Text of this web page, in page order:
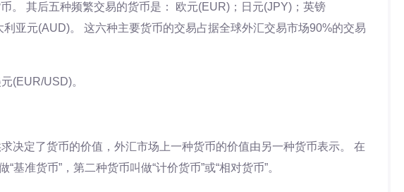
。 其后五种频繁交易的货币是： 欧元(EUR)；日元(JPY)；英镑
亚元(AUD)。 这六种主要货币的交易占据全球外汇交易市场90%的交易
(EUR/USD)。
决定了货币的价值，外汇市场上一种货币的价值由另一种货币表示。 在
基准货币”，第二种货币叫做“计价货币”或“相对货币”。